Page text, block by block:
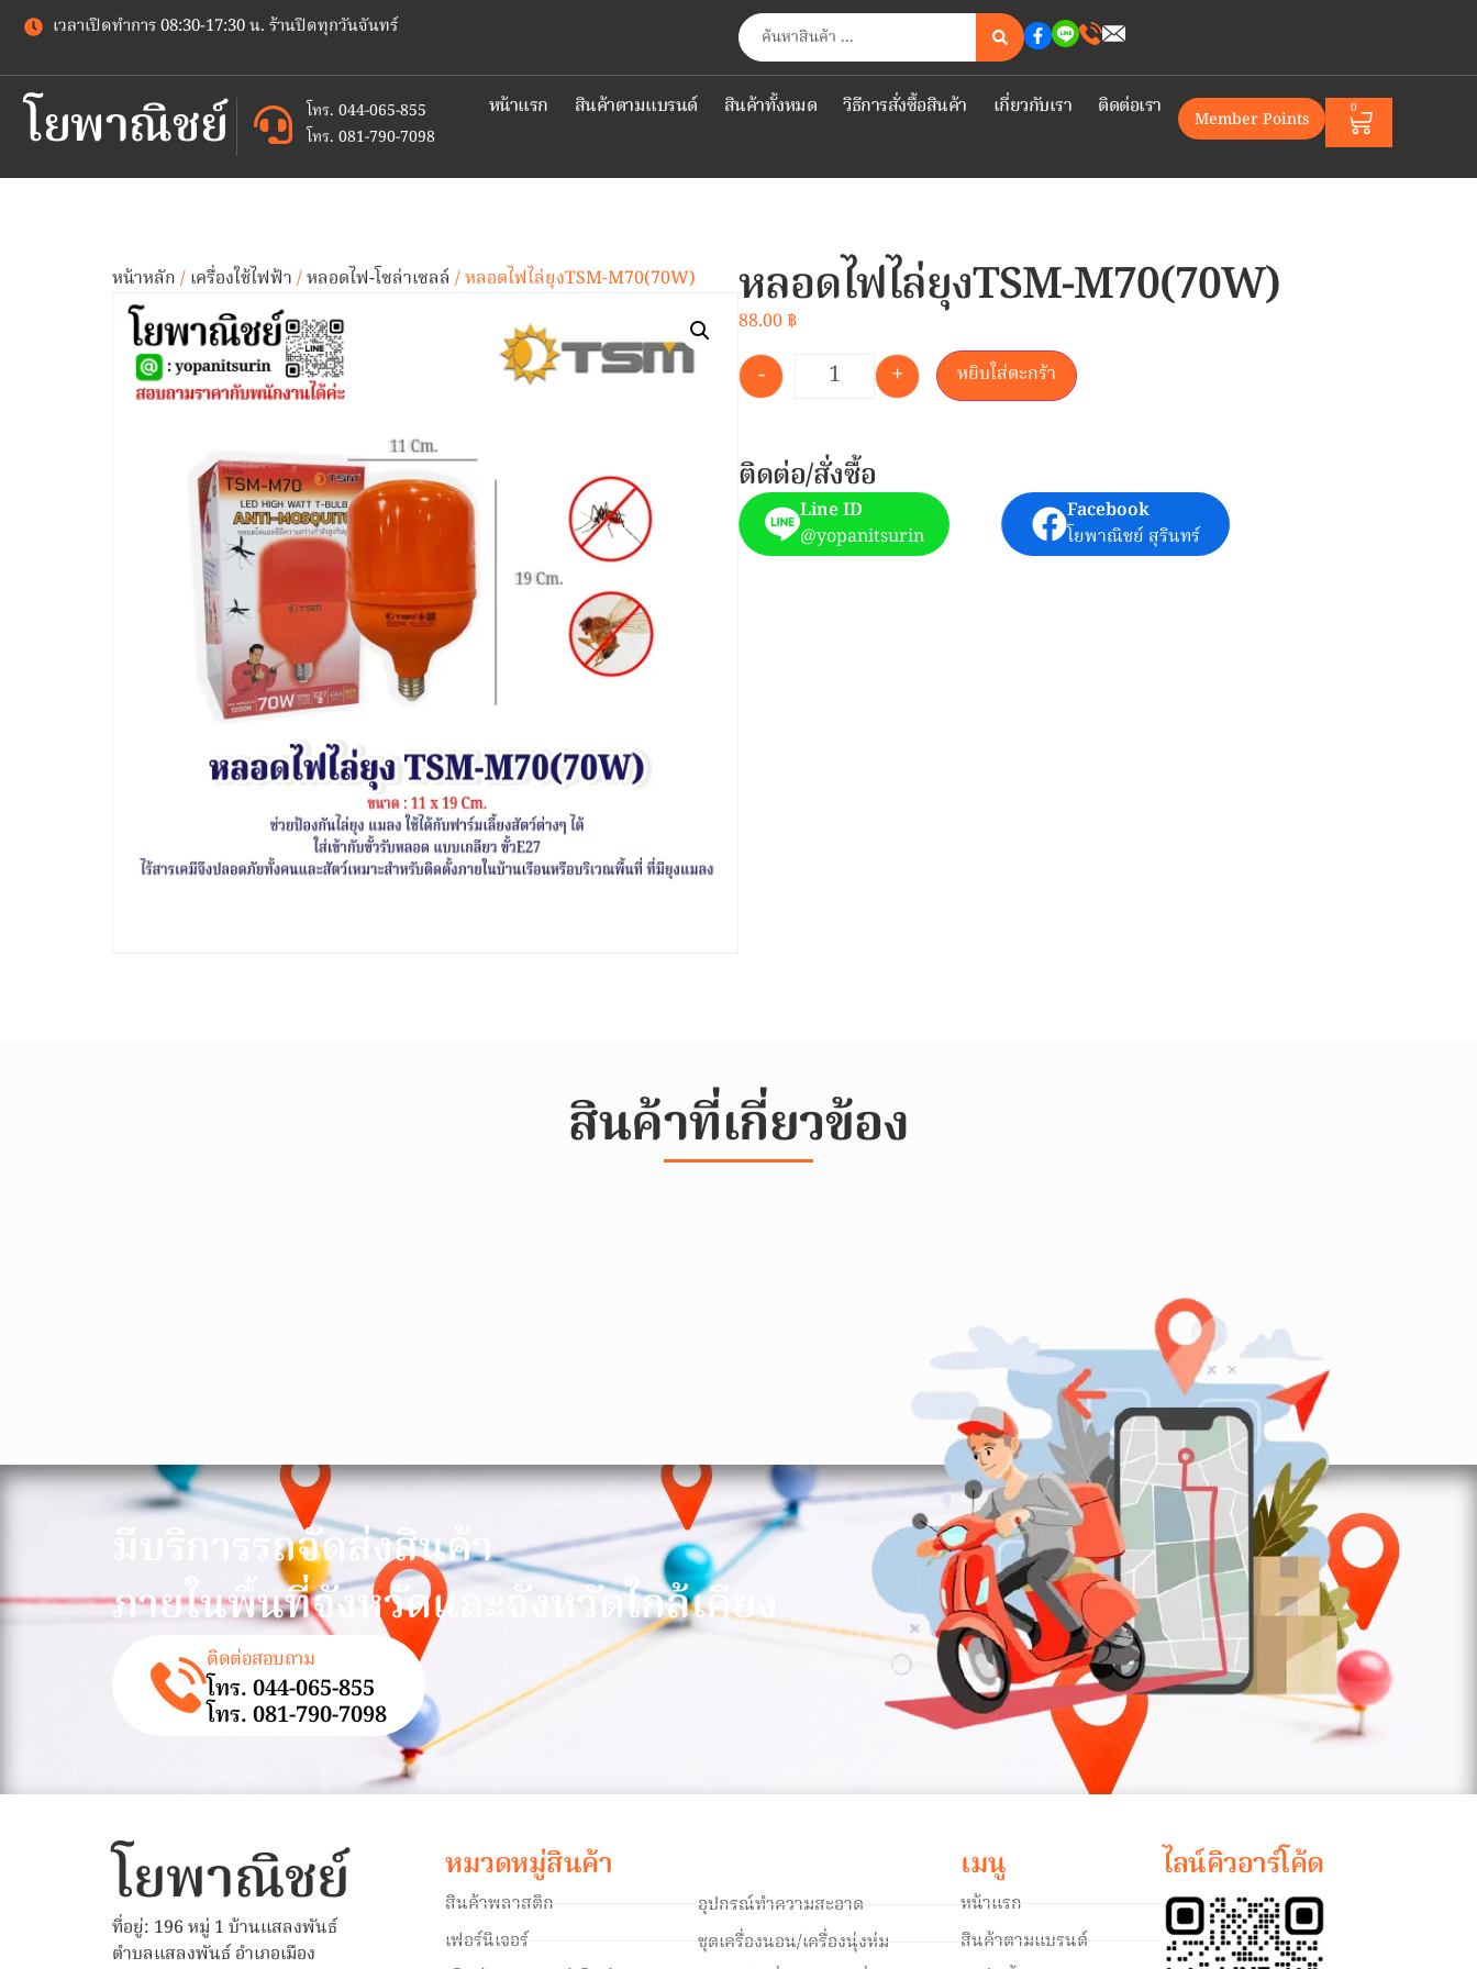
เวลาเปิดทำการ 08:30-17:30 น. ร้านปิดทุกวันจันทร์
โยพาณิชย์
โทร. 044-065-855
โทร. 081-790-7098
หน้าแรก สินค้าตามแบรนด์ สินค้าทั้งหมด วิธีการสั่งซื้อสินค้า เกี่ยวกับเรา ติดต่อเรา Member Points 0
หน้าหลัก/เครื่องใช้ไฟฟ้า/หลอดไฟ-โซล่าเซลล์/ หลอดไฟไล่ยุงTSM-M70(70W) หลอดไฟไล่ยุงTSM-M70(70W)
88.00฿
- + หยิบใส่ตะกร้า
ติดต่อ/สั่งซื้อ
Line ID
@yopanitsurin
Facebook
โยพาณิชย์ สุรินทร์
สินค้าที่เกี่ยวข้อง
มีบริการรถจัดส่งสินค้า
ภายในพื้นที่จังหวัดและจังหวัดใกล้เคียง
ติดต่อสอบถาม
โทร. 044-065-855
โทร. 081-790-7098
โยพาณิชย์
ที่อยู่: 196 หมู่ 1 บ้านแสลงพันธ์
ตำบลแสลงพันธ์ อำเภอเมือง
หมวดหมู่สินค้า
สินค้าพลาสติก
เฟอร์นิเจอร์
อุปกรณ์ทำความสะอาด
ชุดเครื่องนอน/เครื่องนุ่งห่ม
เมนู
หน้าแรก
สินค้าตามแบรนด์
ไลน์คิวอาร์โค้ด